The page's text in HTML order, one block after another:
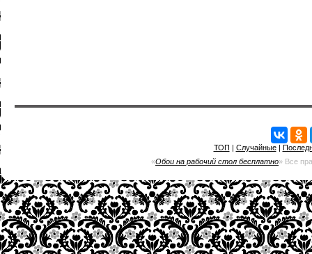
ТОП | Случайные|
«Обои на рабочий стол бесплатно» Все